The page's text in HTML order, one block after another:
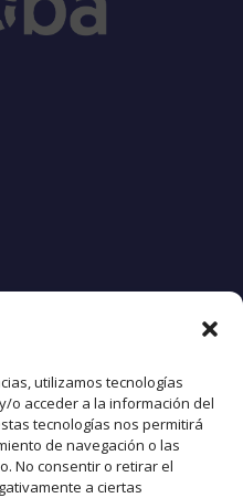
utilizamos tecnologías
o acceder a la información del
tecnologías nos permitirá
de navegación o las
No consentir o retirar el
a ciertas